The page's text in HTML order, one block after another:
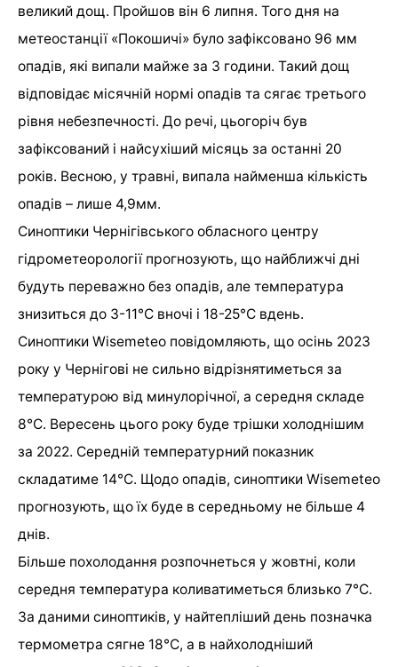
великий дощ. Пройшов він 6 липня. Того дня на
метеостанції «Покошичі» було зафіксовано 96 мм
опадів, які випали майже за 3 години. Такий дощ
відповідає місячній нормі опадів та сягає третього
рівня небезпечності. До речі, цьогоріч був
зафіксований і найсухіший місяць за останні 20
років. Весною, у травні, випала найменша кількість
опадів – лише 4,9мм.
Синоптики Чернігівського обласного центру
гідрометеорології прогнозують, що найближчі дні
будуть переважно без опадів, але температура
знизиться до 3-11°C вночі і 18-25°C вдень.
Синоптики Wisemeteo повідомляють, що осінь 2023
року у Чернігові не сильно відрізнятиметься за
температурою від минулорічної, а середня складе
8°C. Вересень цього року буде трішки холоднішим
за 2022. Середній температурний показник
складатиме 14°C. Щодо опадів, синоптики Wisemeteo
прогнозують, що їх буде в середньому не більше 4
днів.
Більше похолодання розпочнеться у жовтні, коли
середня температура коливатиметься близько 7°C.
За даними синоптиків, у найтепліший день позначка
термометра сягне 18°C, а в найхолодніший